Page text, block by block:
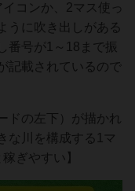
コンか、2マス使っ
うに吹き出しがある
番号が1～18まで振
記載されているので
ドの左下）が描かれ
な川を構成する1マ
ぎやすい】